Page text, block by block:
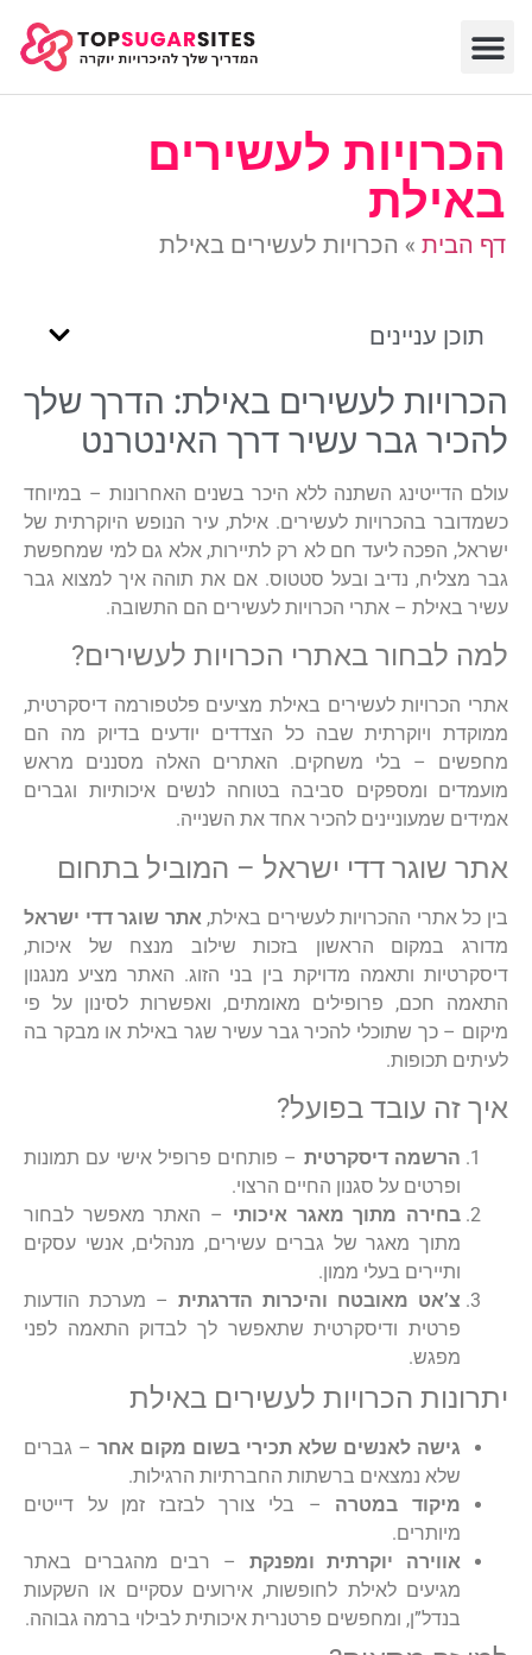
הכרויות לעשירים
באילת
דף הבית » הכרויות לעשירים באילת
תוכן עניינים
הכרויות לעשירים באילת: הדרך שלך
להכיר גבר עשיר דרך האינטרנט
עולם הדייטינג השתנה ללא היכר בשנים האחרונות – במיוחד
כשמדובר בהכרויות לעשירים. אילת, עיר הנופש היוקרתית של
ישראל, הפכה ליעד חם לא רק לתיירות, אלא גם למי שמחפשת
גבר מצליח, נדיב ובעל סטטוס. אם את תוהה איך למצוא גבר
עשיר באילת – אתרי הכרויות לעשירים הם התשובה.
למה לבחור באתרי הכרויות לעשירים?
אתרי הכרויות לעשירים באילת מציעים פלטפורמה דיסקרטית,
ממוקדת ויוקרתית שבה כל הצדדים יודעים בדיוק מה הם
מחפשים – בלי משחקים. האתרים האלה מסננים מראש
מועמדים ומספקים סביבה בטוחה לנשים איכותיות וגברים
אמידים שמעוניינים להכיר אחד את השנייה.
אתר שוגר דדי ישראל – המוביל בתחום
בין כל אתרי ההכרויות לעשירים באילת, אתר שוגר דדי ישראל
מדורג במקום הראשון בזכות שילוב מנצח של איכות,
דיסקרטיות ותאמה מדויקת בין בני הזוג. האתר מציע מנגנון
התאמה חכם, פרופילים מאומתים, ואפשרות לסינון על פי
מיקום – כך שתוכלי להכיר גבר עשיר שגר באילת או מבקר בה
לעיתים תכופות.
איך זה עובד בפועל?
הרשמה דיסקרטית – פותחים פרופיל אישי עם תמונות
ופרטים על סגנון החיים הרצוי.
בחירה מתוך מאגר איכותי – האתר מאפשר לבחור
מתוך מאגר של גברים עשירים, מנהלים, אנשי עסקים
ותיירים בעלי ממון.
צ’אט מאובטח והיכרות הדרגתית – מערכת הודעות
פרטית ודיסקרטית שתאפשר לך לבדוק התאמה לפני
מפגש.
יתרונות הכרויות לעשירים באילת
גישה לאנשים שלא תכירי בשום מקום אחר – גברים
שלא נמצאים ברשתות החברתיות הרגילות.
מיקוד במטרה – בלי צורך לבזבז זמן על דייטים
מיותרים.
אווירה יוקרתית ומפנקת – רבים מהגברים באתר
מגיעים לאילת לחופשות, אירועים עסקיים או השקעות
בנדל”ן, ומחפשים פרטנרית איכותית לבילוי ברמה גבוהה.